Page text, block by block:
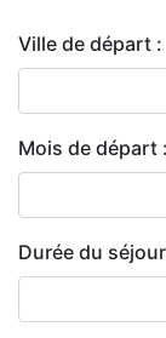
Ville de départ :
Mois de départ :
Durée du